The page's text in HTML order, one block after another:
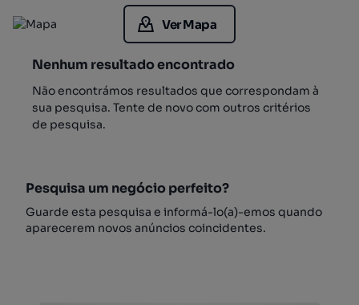
Ver Mapa
Nenhum resultado encontrado
Não encontrámos resultados que correspondam à
sua pesquisa. Tente de novo com outros critérios
de pesquisa.
Pesquisa um negócio perfeito?
Guarde esta pesquisa e informá-lo(a)-emos quando
aparecerem novos anúncios coincidentes.